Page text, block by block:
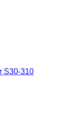
S30-310